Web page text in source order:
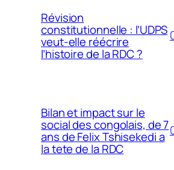
Révision
constitutionnelle : l’UDPS
veut-elle réécrire
l’histoire de la RDC ?
Bilan et impact sur le
social des congolais, de 7
ans de Felix Tshisekedi a
la tete de la RDC